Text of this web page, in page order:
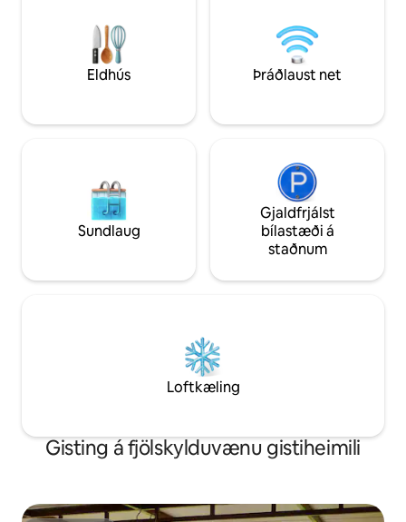
Við skipuleggjum
flugvallar. Við
Eldhús Þráðlaust net
Sundlaug
Gjaldfrjálst
bílastæði á
staðnum
Loftkæling
Gisting á fjölskylduvænu gistiheimili